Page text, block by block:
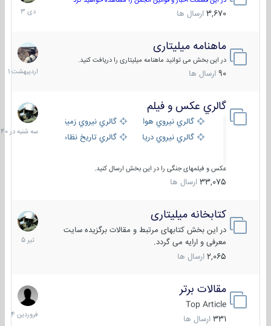
3,670 ارسال ها
1403
ماهنامه میلیتاری
در این بخش می توانید ماهنامه میلیتاری را دریافت کنید.
90 ارسال ها
30
1401
گالري عكس و فيلم
گالري نيروي هوايي
گالري نيروي زميني
گالري نيروي دريايي
گالري تاریخ نظامی
عکس و فیلمهای جنگی را در این بخش ارسال کنید.
33,075 ارسال ها
سه
شنبه
در
کتابخانه میلیتاری
در این بخش کتابهای مرتبط و مقالات برگزیده سایت
معرفی و ارایه می گردد.
2,065 ارسال ها
16
تیر
1405
مقالات برتر
Top Article
331 ارسال ها
29
فروردین
1404